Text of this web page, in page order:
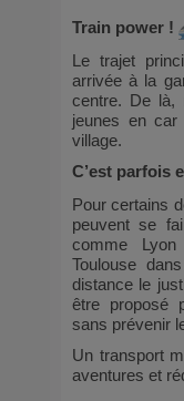
Train power !
Le trajet
arrivée à la
centre. De là,
jeunes en car
village.
C’est parfois
Pour certains
peuvent se
comme
Toulouse
distance le
être proposé
sans prévenir
Un transport
aventures et